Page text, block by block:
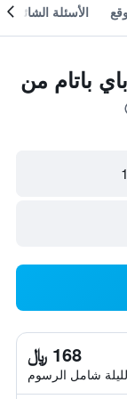
الأسئلة الشائعة
باتام من
168 ﷼
شامل الرسوم